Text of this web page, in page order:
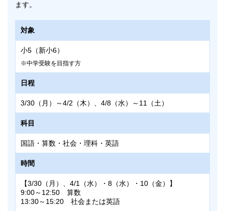
3/30（月）～4/2（木）
科目
算数・国語
19:00～19:50 国語
受講料
塾生料金：£140（税別）／一般生料金：£150（税別）
校舎での「対面授業」・オンライン「双方向Web授業」の
いずれかを選択して受講していただけます。
ます。
対象
小5（新小6）
中学受験を目指す方
日程
3/30（月）～4/2（木）、4/8（水）～11（土）
科目
国語・算数・社会・理科・英語
時間
【3/30（月）、4/1（水）・8（水）・10（金）】
9:00～12:50 算数
13:30～15:20 社会または英語